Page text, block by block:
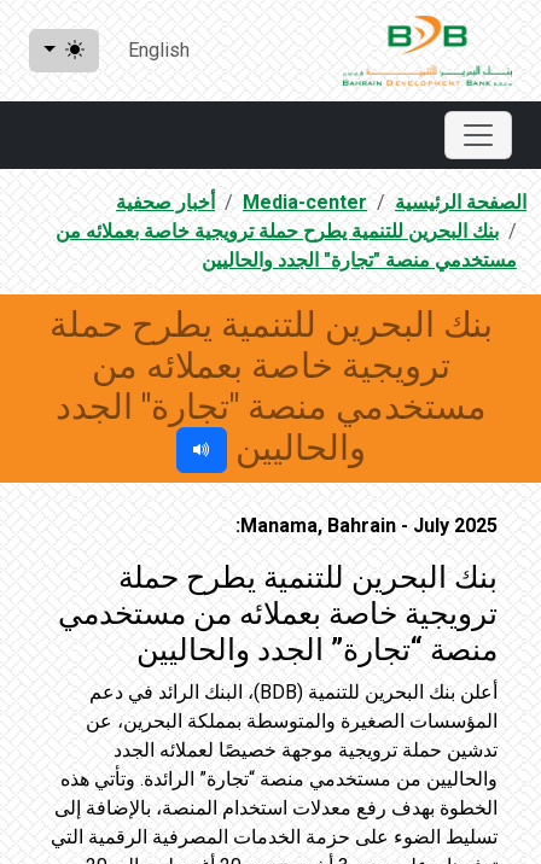
English
الصفحة الرئيسية Media-center
أخبار صحفية
بنك البحرين للتنمية يطرح حملة ترويجية خاصة بعملائه من
مستخدمي منصة "تجارة" الجدد والحاليين
بنك البحرين للتنمية يطرح حملة
ترويجية خاصة بعملائه من
مستخدمي منصة "تجارة" الجدد
والحاليين
Manama, Bahrain - July 2025:
بنك البحرين للتنمية يطرح حملة
ترويجية خاصة بعملائه من مستخدمي
منصة “تجارة” الجدد والحاليين
أعلن بنك البحرين للتنمية (BDB)، البنك الرائد في دعم
المؤسسات الصغيرة والمتوسطة بمملكة البحرين، عن
تدشين حملة ترويجية موجهة خصيصًا لعملائه الجدد
والحاليين من مستخدمي منصة “تجارة” الرائدة. وتأتي هذه
الخطوة بهدف رفع معدلات استخدام المنصة، بالإضافة إلى
تسليط الضوء على حزمة الخدمات المصرفية الرقمية التي